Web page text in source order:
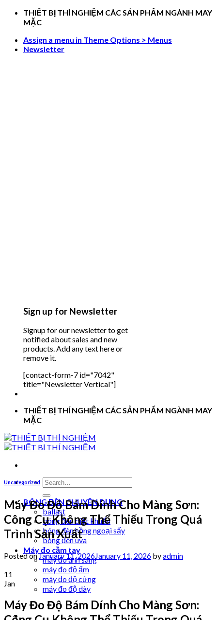
Skip
THIẾT BỊ THÍ NGHIỆM CÁC SẢN PHẨM NGÀNH MAY
MẶC
Assign a menu in Theme Options > Menus
Newsletter
Sign up for Newsletter
Signup for our newsletter to get
notified about sales and new
products. Add any text here or
remove it.
[contact-form-7 id="7042"
title="Newsletter Vertical"]
THIẾT BỊ THÍ NGHIỆM CÁC SẢN PHẨM NGÀNH MAY
MẶC
Search
for:
BÓNG ĐÈN CHUYÊN DỤNG
ballast
bóng đèn diệt khuẩn
bóng đèn hồng ngoại sấy
bóng đèn uva
Máy đo cầm tay
máy đo ánh sáng
máy đo độ ẩm
máy đo độ cứng
máy đo độ dày
Uncategorized
Máy Đo Độ Bám Dính Cho Màng Sơn:
Công Cụ Không Thể Thiếu Trong Quá
Trình Sản Xuất
Posted onJanuary 11, 2026January 11, 2026 byadmin
11
Jan
Máy Đo Độ Bám Dính Cho Màng Sơn: